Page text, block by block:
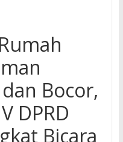
Bocor,
DPRD
Bicara